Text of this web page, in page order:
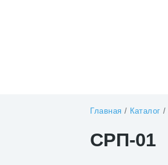
Главная / Каталог /
СРП-01